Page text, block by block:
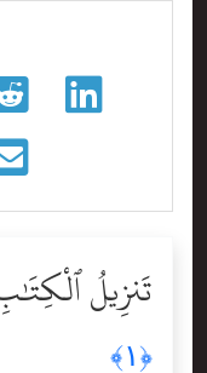
تَنزِيلُ
﴿١﴾